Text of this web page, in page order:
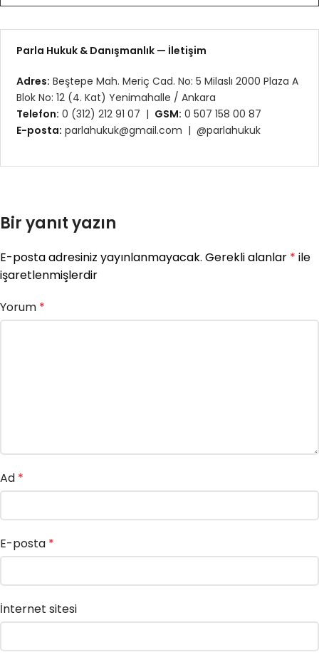
Parla Hukuk & Danışmanlık — İletişim
Adres: Beştepe Mah. Meriç Cad. No: 5 Milaslı 2000 Plaza A
Blok No: 12 (4. Kat) Yenimahalle / Ankara
Telefon: 0 (312) 212 91 07 | GSM: 0 507 158 00 87
E-posta: parlahukuk@gmail.com | @parlahukuk
Bir yanıt yazın
E-posta adresiniz yayınlanmayacak. Gerekli alanlar * ile
işaretlenmişlerdir
Yorum *
Ad *
E-posta *
İnternet sitesi